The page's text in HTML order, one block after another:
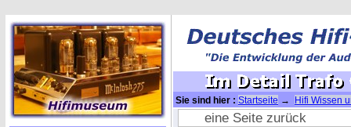
Sie sind hier : Startseite →
Hifi Wissen
Trafos (Wissen)→ Im Detail Trafo
eine Seite zurück